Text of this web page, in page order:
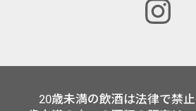
20歳未満の飲酒は法律で禁止